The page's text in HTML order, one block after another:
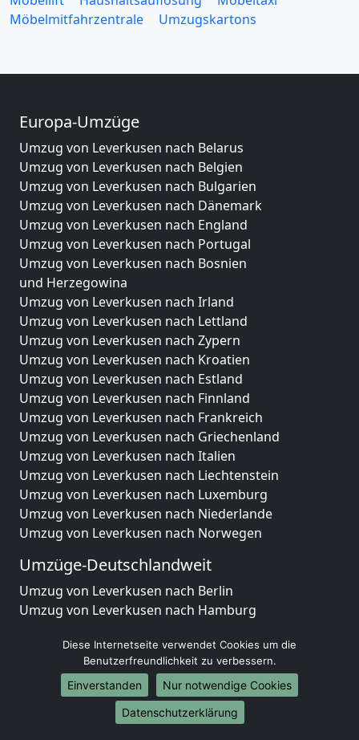
Möbelmitfahrzentrale
Umzugskartons
Europa-Umzüge
Umzug von Leverkusen nach Belarus
Umzug von Leverkusen nach Belgien
Umzug von Leverkusen nach Bulgarien
Umzug von Leverkusen nach Dänemark
Umzug von Leverkusen nach England
Umzug von Leverkusen nach Portugal
Umzug von Leverkusen nach Bosnien
und Herzegowina
Umzug von Leverkusen nach Irland
Umzug von Leverkusen nach Lettland
Umzug von Leverkusen nach Zypern
Umzug von Leverkusen nach Kroatien
Umzug von Leverkusen nach Estland
Umzug von Leverkusen nach Finnland
Umzug von Leverkusen nach Frankreich
Umzug von Leverkusen nach Griechenland
Umzug von Leverkusen nach Italien
Umzug von Leverkusen nach Liechtenstein
Umzug von Leverkusen nach Luxemburg
Umzug von Leverkusen nach Niederlande
Umzug von Leverkusen nach Norwegen
Umzüge-Deutschlandweit
Umzug von Leverkusen nach Berlin
Umzug von Leverkusen nach Hamburg
Umzug von Leverkusen nach Köln
Umzug von Leverkusen nach Frankfurt am Main
Umzug von Leverkusen nach Stuttgart
Umzug von Leverkusen nach Düsseldorf
Umzug von Leverkusen nach Leipzig
Diese Internetseite verwendet Cookies um die
Benutzerfreundlichkeit zu verbessern.
Einverstanden
Nur notwendige Cookies
Datenschutzerklärung